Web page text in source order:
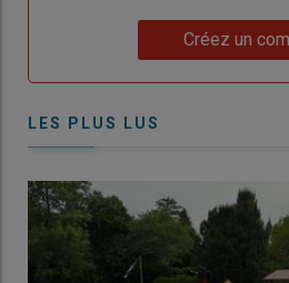
Créez un
LES PLUS LUS